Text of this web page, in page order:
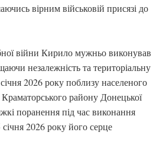
вірним військовій присязі до
війни Кирило мужньо виконував
незалежність та територіальну
2026 року поблизу населеного
району Донецької
поранення під час виконання
2026 року його серце